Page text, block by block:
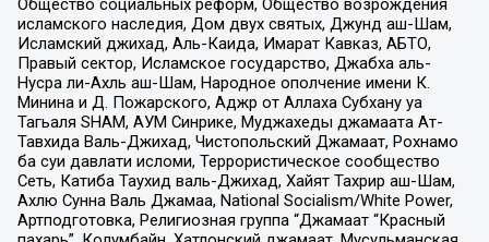
Общество социальных реформ, Общество возрождения
исламского наследия, Дом двух святых, Джунд аш-Шам,
Исламский джихад, Аль-Каида, Имарат Кавказ, АБТО,
Правый сектор, Исламское государство, Джабха аль-
Нусра ли-Ахль аш-Шам, Народное ополчение имени К.
Минина и Д. Пожарского, Аджр от Аллаха Субхану уа
Тагьаля SHAM, АУМ Синрике, Муджахеды джамаата Ат-
Тавхида Валь-Джихад, Чистопольский Джамаат, Рохнамо
ба суи давлати исломи, Террористическое сообщество
Сеть, Катиба Таухид валь-Джихад, Хайят Тахрир аш-Шам,
Ахлю Сунна Валь Джамаа, National Socialism/White Power,
Артподготовка, Религиозная группа “Джамаат “Красный